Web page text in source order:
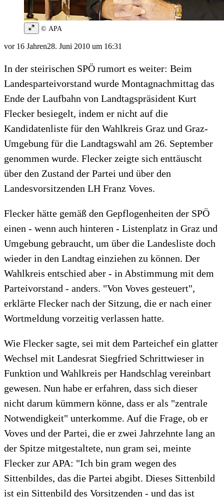
© APA
vor 16 Jahren28. Juni 2010 um 16:31
In der steirischen SPÖ rumort es weiter: Beim
Landesparteivorstand wurde Montagnachmittag das
Ende der Laufbahn von Landtagspräsident Kurt
Flecker besiegelt, indem er nicht auf die
Kandidatenliste für den Wahlkreis Graz und Graz-
Umgebung für die Landtagswahl am 26. September
genommen wurde. Flecker zeigte sich enttäuscht
über den Zustand der Partei und über den
Landesvorsitzenden LH Franz Voves.
Flecker hätte gemäß den Gepflogenheiten der SPÖ
einen - wenn auch hinteren - Listenplatz in Graz und
Umgebung gebraucht, um über die Landesliste doch
wieder in den Landtag einziehen zu können. Der
Wahlkreis entschied aber - in Abstimmung mit dem
Parteivorstand - anders. "Von Voves gesteuert",
erklärte Flecker nach der Sitzung, die er nach einer
Wortmeldung vorzeitig verlassen hatte.
Wie Flecker sagte, sei mit dem Parteichef ein glatter
Wechsel mit Landesrat Siegfried Schrittwieser in
Funktion und Wahlkreis per Handschlag vereinbart
gewesen. Nun habe er erfahren, dass sich dieser
nicht darum kümmern könne, dass er als "zentrale
Notwendigkeit" unterkomme. Auf die Frage, ob er
Voves und der Partei, die er zwei Jahrzehnte lang an
der Spitze mitgestaltete, nun gram sei, meinte
Flecker zur APA: "Ich bin gram wegen des
Sittenbildes, das die Partei abgibt. Dieses Sittenbild
ist ein Sittenbild des Vorsitzenden - und das ist